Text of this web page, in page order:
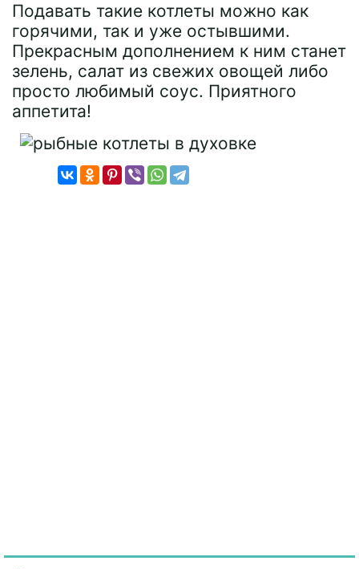
Подавать такие котлеты можно как
горячими, так и уже остывшими.
Прекрасным дополнением к ним станет
зелень, салат из свежих овощей либо
просто любимый соус. Приятного
аппетита!